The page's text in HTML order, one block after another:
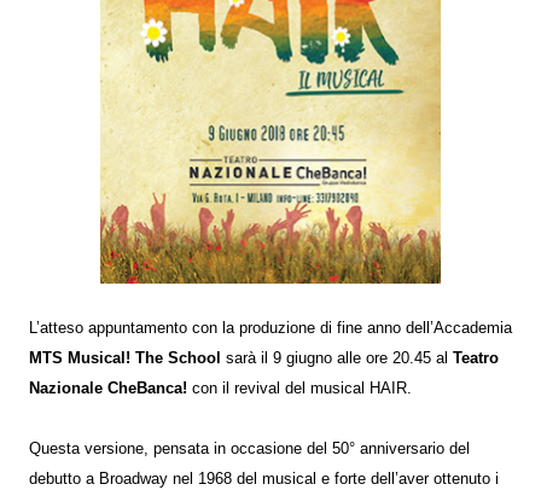
L’atteso appuntamento con la produzione di fine anno dell’Accademia
MTS Musical! The School sarà il 9 giugno alle ore 20.45 al Teatro
Nazionale CheBanca! con il revival del musical HAIR.
Questa versione, pensata in occasione del 50° anniversario del
debutto a Broadway nel 1968 del musical e forte dell’aver ottenuto i